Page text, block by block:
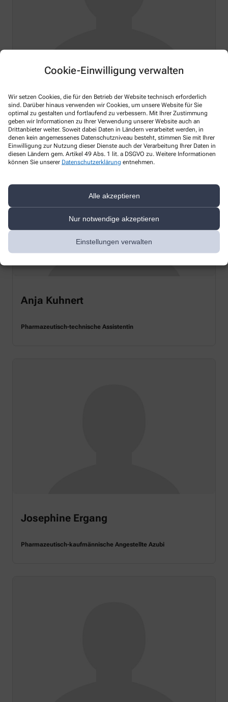
Cookie-Einwilligung verwalten
Wir setzen Cookies, die für den Betrieb der Website technisch erforderlich
sind. Darüber hinaus verwenden wir Cookies, um unsere Website für Sie
optimal zu gestalten und fortlaufend zu verbessern. Mit Ihrer Zustimmung
geben wir Informationen zu Ihrer Verwendung unserer Website auch an
Drittanbieter weiter. Soweit dabei Daten in Ländern verarbeitet werden, in
denen kein angemessenes Datenschutzniveau besteht, stimmen Sie mit Ihrer
Einwilligung zur Nutzung dieser Dienste auch der Verarbeitung Ihrer Daten in
diesen Ländern gem. Artikel 49 Abs. 1 lit. a DSGVO zu. Weitere Informationen
können Sie unserer Datenschutzerklärung entnehmen.
Alle akzeptieren
Nur notwendige akzeptieren
Einstellungen verwalten
Pharmazeutisch-technische Assistentin
Anja Kuhnert
Pharmazeutisch-technische Assistentin
Josephine Ergang
Pharmazeutisch-kaufmännische Angestellte Azubi